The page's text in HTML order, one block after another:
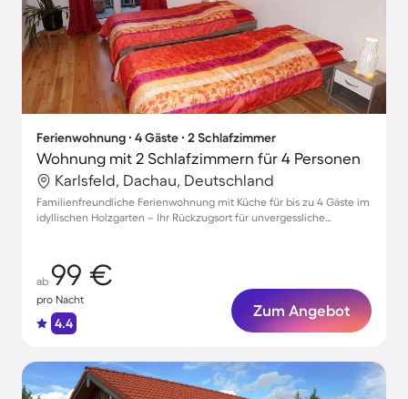
Ferienwohnung ∙ 4 Gäste ∙ 2 Schlafzimmer
Wohnung mit 2 Schlafzimmern für 4 Personen
Karlsfeld, Dachau, Deutschland
Familienfreundliche Ferienwohnung mit Küche für bis zu 4 Gäste im
idyllischen Holzgarten – Ihr Rückzugsort für unvergessliche
ab 99 €
pro Nacht
4.4
Zum Angebot